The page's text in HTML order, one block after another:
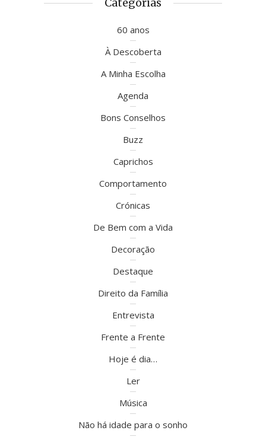
60 anos
À Descoberta
A Minha Escolha
Agenda
Bons Conselhos
Buzz
Caprichos
Comportamento
Crónicas
De Bem com a Vida
Decoração
Destaque
Direito da Família
Entrevista
Frente a Frente
Hoje é dia…
Ler
Música
Não há idade para o sonho